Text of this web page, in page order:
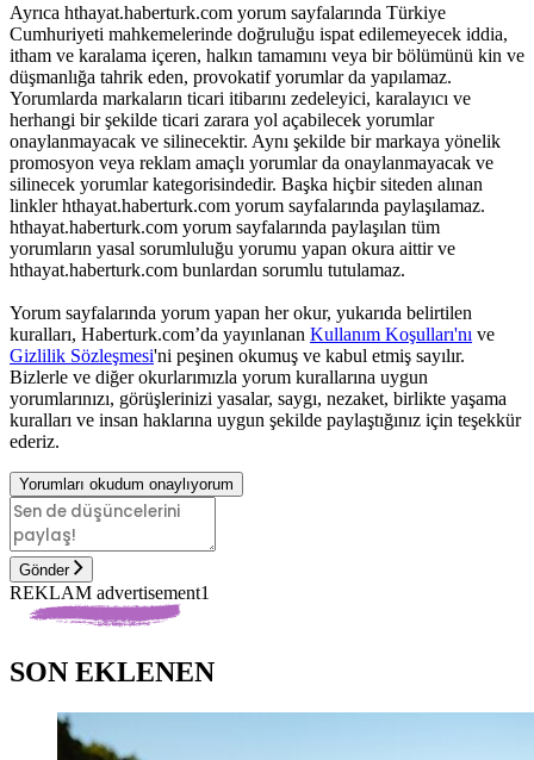
Ayrıca hthayat.haberturk.com yorum sayfalarında Türkiye
Cumhuriyeti mahkemelerinde doğruluğu ispat edilemeyecek iddia,
itham ve karalama içeren, halkın tamamını veya bir bölümünü kin ve
düşmanlığa tahrik eden, provokatif yorumlar da yapılamaz.
Yorumlarda markaların ticari itibarını zedeleyici, karalayıcı ve
herhangi bir şekilde ticari zarara yol açabilecek yorumlar
onaylanmayacak ve silinecektir. Aynı şekilde bir markaya yönelik
promosyon veya reklam amaçlı yorumlar da onaylanmayacak ve
silinecek yorumlar kategorisindedir. Başka hiçbir siteden alınan
linkler hthayat.haberturk.com yorum sayfalarında paylaşılamaz.
hthayat.haberturk.com yorum sayfalarında paylaşılan tüm
yorumların yasal sorumluluğu yorumu yapan okura aittir ve
hthayat.haberturk.com bunlardan sorumlu tutulamaz.
Yorum sayfalarında yorum yapan her okur, yukarıda belirtilen
kuralları, Haberturk.com’da yayınlanan Kullanım Koşulları'nı ve
Gizlilik Sözleşmesi'ni peşinen okumuş ve kabul etmiş sayılır.
Bizlerle ve diğer okurlarımızla yorum kurallarına uygun
yorumlarınızı, görüşlerinizi yasalar, saygı, nezaket, birlikte yaşama
kuralları ve insan haklarına uygun şekilde paylaştığınız için teşekkür
ederiz.
Yorumları okudum onaylıyorum
Gönder
REKLAM advertisement1
SON EKLENEN